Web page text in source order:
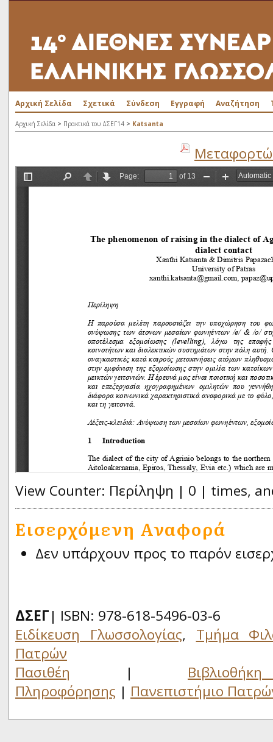
Αρχική Σελίδα Σχετικά Σύνδεση Εγγραφή Αναζήτηση
Αρχική Σελίδα > Πρακτικά του ΔΣΕΓ14 > Katsanta
View Counter: Περίληψη | 0 | times,
Εισερχόμενη Αναφορά
Δεν υπάρχουν προς το παρόν
ΔΣΕΓ| ISBN: 978-618-5496-03-6
Ειδίκευση Γλωσσολογίας, Τμήμα
Πατρών
Πασιθέη |
Πληροφόρησης | Πανεπιστήμιο